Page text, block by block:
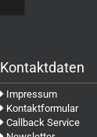
Kontaktdaten
Impressum
Kontaktformular
Callback Service